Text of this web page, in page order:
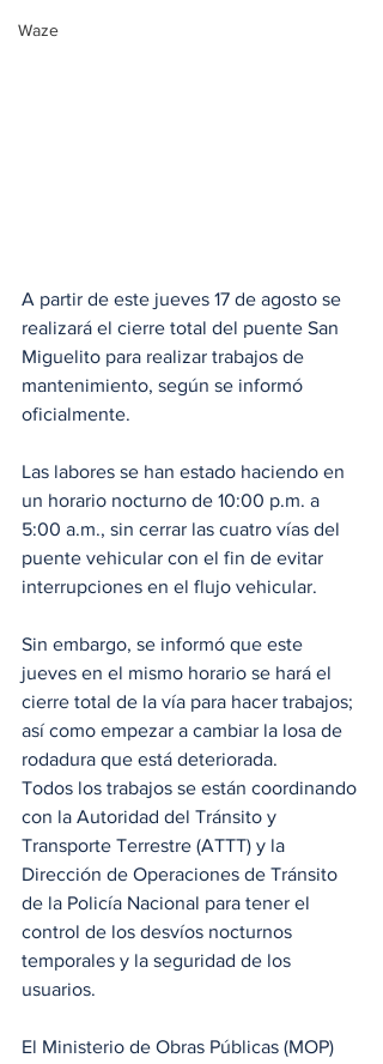
Waze
A partir de este jueves 17 de agosto se
realizará el cierre total del puente San
Miguelito para realizar trabajos de
mantenimiento, según se informó
oficialmente.
Las labores se han estado haciendo en
un horario nocturno de 10:00 p.m. a
5:00 a.m., sin cerrar las cuatro vías del
puente vehicular con el fin de evitar
interrupciones en el flujo vehicular.
Sin embargo, se informó que este
jueves en el mismo horario se hará el
cierre total de la vía para hacer trabajos;
así como empezar a cambiar la losa de
rodadura que está deteriorada.
Todos los trabajos se están coordinando
con la Autoridad del Tránsito y
Transporte Terrestre (ATTT) y la
Dirección de Operaciones de Tránsito
de la Policía Nacional para tener el
control de los desvíos nocturnos
temporales y la seguridad de los
usuarios.
El Ministerio de Obras Públicas (MOP)